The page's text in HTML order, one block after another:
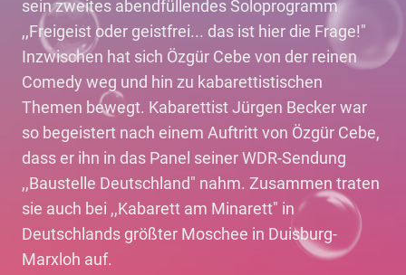
sein zweites abendfüllendes Soloprogramm
,,Freigeist oder geistfrei... das ist hier die Frage!"
Inzwischen hat sich Özgür Cebe von der reinen
Comedy weg und hin zu kabarettistischen
Themen bewegt. Kabarettist Jürgen Becker war
so begeistert nach einem Auftritt von Özgür Cebe,
dass er ihn in das Panel seiner WDR-Sendung
,,Baustelle Deutschland" nahm. Zusammen traten
sie auch bei ,,Kabarett am Minarett" in
Deutschlands größter Moschee in Duisburg-
Marxloh auf.